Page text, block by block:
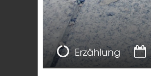
Meinung
Erzählung